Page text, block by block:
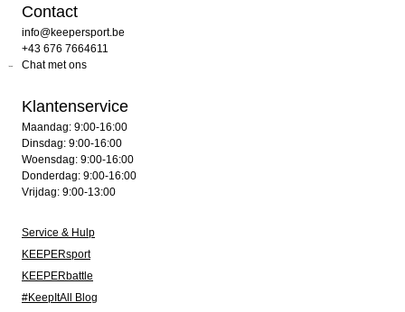
Contact
info@keepersport.be
+43 676 7664611
Chat met ons
Klantenservice
Maandag: 9:00-16:00
Dinsdag: 9:00-16:00
Woensdag: 9:00-16:00
Donderdag: 9:00-16:00
Vrijdag: 9:00-13:00
Service & Hulp
KEEPERsport
KEEPERbattle
#KeepItAll Blog